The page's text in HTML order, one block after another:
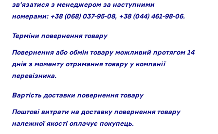
зв'язатися з менеджером за наступними
номерами: +38 (068) 037-95-08, +38 (044) 461-98-06.
Терміни повернення товару
Повернення або обмін товару можливий протягом 14
днів з моменту отримання товару у компанії
перевізника.
Вартість доставки повернення товару
Поштові витрати на доставку повернення товару
належної якості оплачує покупець.